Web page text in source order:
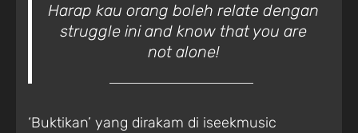
Harap kau orang boleh relate dengan
struggle ini and know that you are
not alone!
‘Buktikan’ yang dirakam di iseekmusic